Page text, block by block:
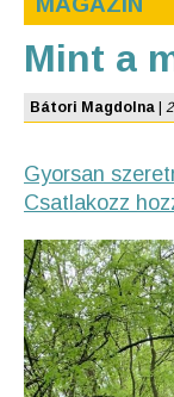
Mint a
Bátori Magdolna
Gyorsan
Csatlakozz